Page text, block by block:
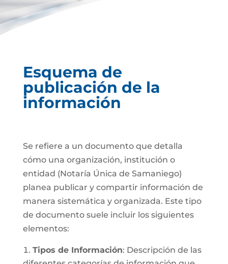
Esquema de
publicación de la
información
Se refiere a un documento que detalla
cómo una organización, institución o
entidad (Notaría Única de Samaniego)
planea publicar y compartir información de
manera sistemática y organizada. Este tipo
de documento suele incluir los siguientes
elementos:
Tipos de Información: Descripción de las